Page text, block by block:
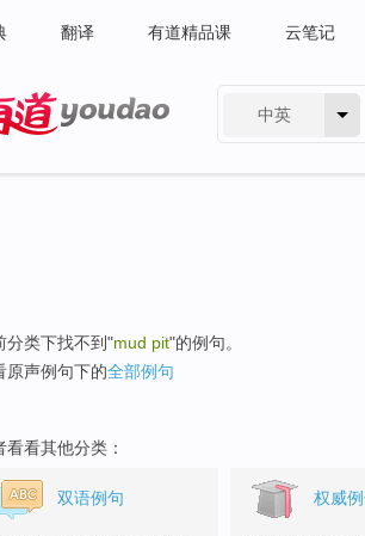
翻译 有道精品课 云笔记
中英
分类下找不到"mud pit"的例句。
原声例句下的全部例句
看看其他分类：
双语例句 权威